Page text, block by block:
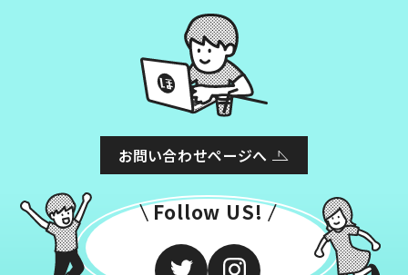
お問い合わせページへ
Follow US!